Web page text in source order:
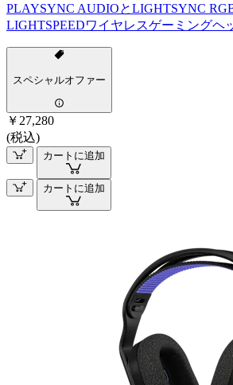
PLAYSYNC AUDIOとLIGHTSYNC
LIGHTSPEEDワイヤレスゲーミングヘ
スペシャルオファー
￥27,280
(税込)
カートに追加
カートに追加